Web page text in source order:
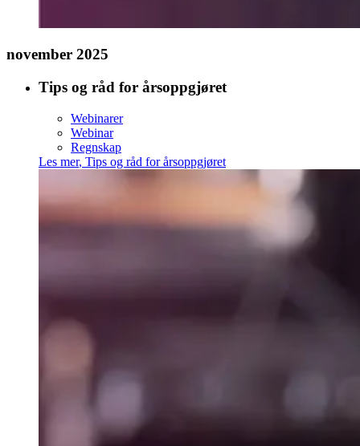
november 2025
Tips og råd for årsoppgjøret
Webinarer
Webinar
Regnskap
Les mer, Tips og råd for årsoppgjøret